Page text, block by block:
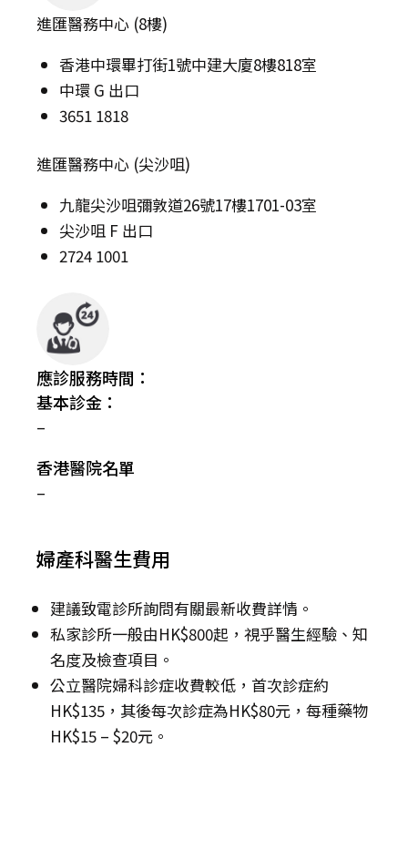
進匯醫務中心 (8樓)
香港中環畢打街1號中建大廈8樓818室
中環 G 出口
3651 1818
進匯醫務中心 (尖沙咀)
九龍尖沙咀彌敦道26號17樓1701-03室
尖沙咀 F 出口
2724 1001
應診服務時間：
基本診金：
–
香港醫院名單
–
婦產科醫生費用
建議致電診所詢問有關最新收費詳情。
私家診所一般由HK$800起，視乎醫生經驗、知
名度及檢查項目。
公立醫院婦科診症收費較低，首次診症約
HK$135，其後每次診症為HK$80元，每種藥物
HK$15 – $20元。